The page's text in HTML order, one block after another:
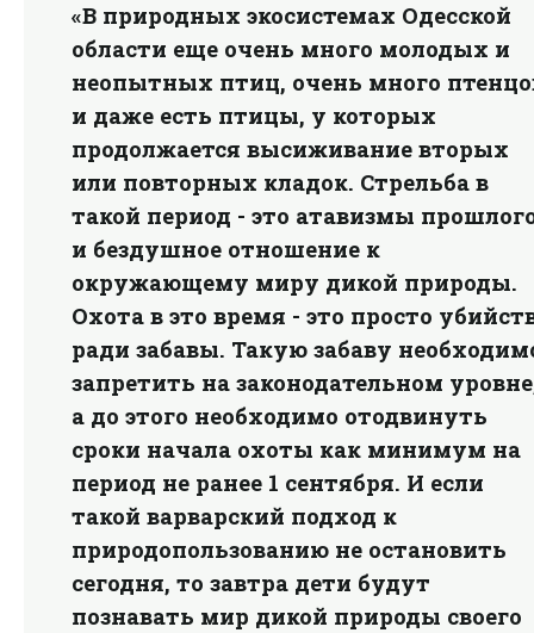
«В природных экосистемах Одесской
области еще очень много молодых и
неопытных птиц, очень много
и даже есть птицы, у которых
продолжается высиживание вторых
или повторных кладок. Стрельба в
такой период - это атавизмы
и бездушное отношение к
окружающему миру дикой природы.
Охота в это время - это просто
ради забавы. Такую забаву
запретить на законодательном
а до этого необходимо отодвинуть
сроки начала охоты как минимум на
период не ранее 1 сентября. И если
такой варварский подход к
природопользованию не остановить
сегодня, то завтра дети будут
познавать мир дикой природы своего